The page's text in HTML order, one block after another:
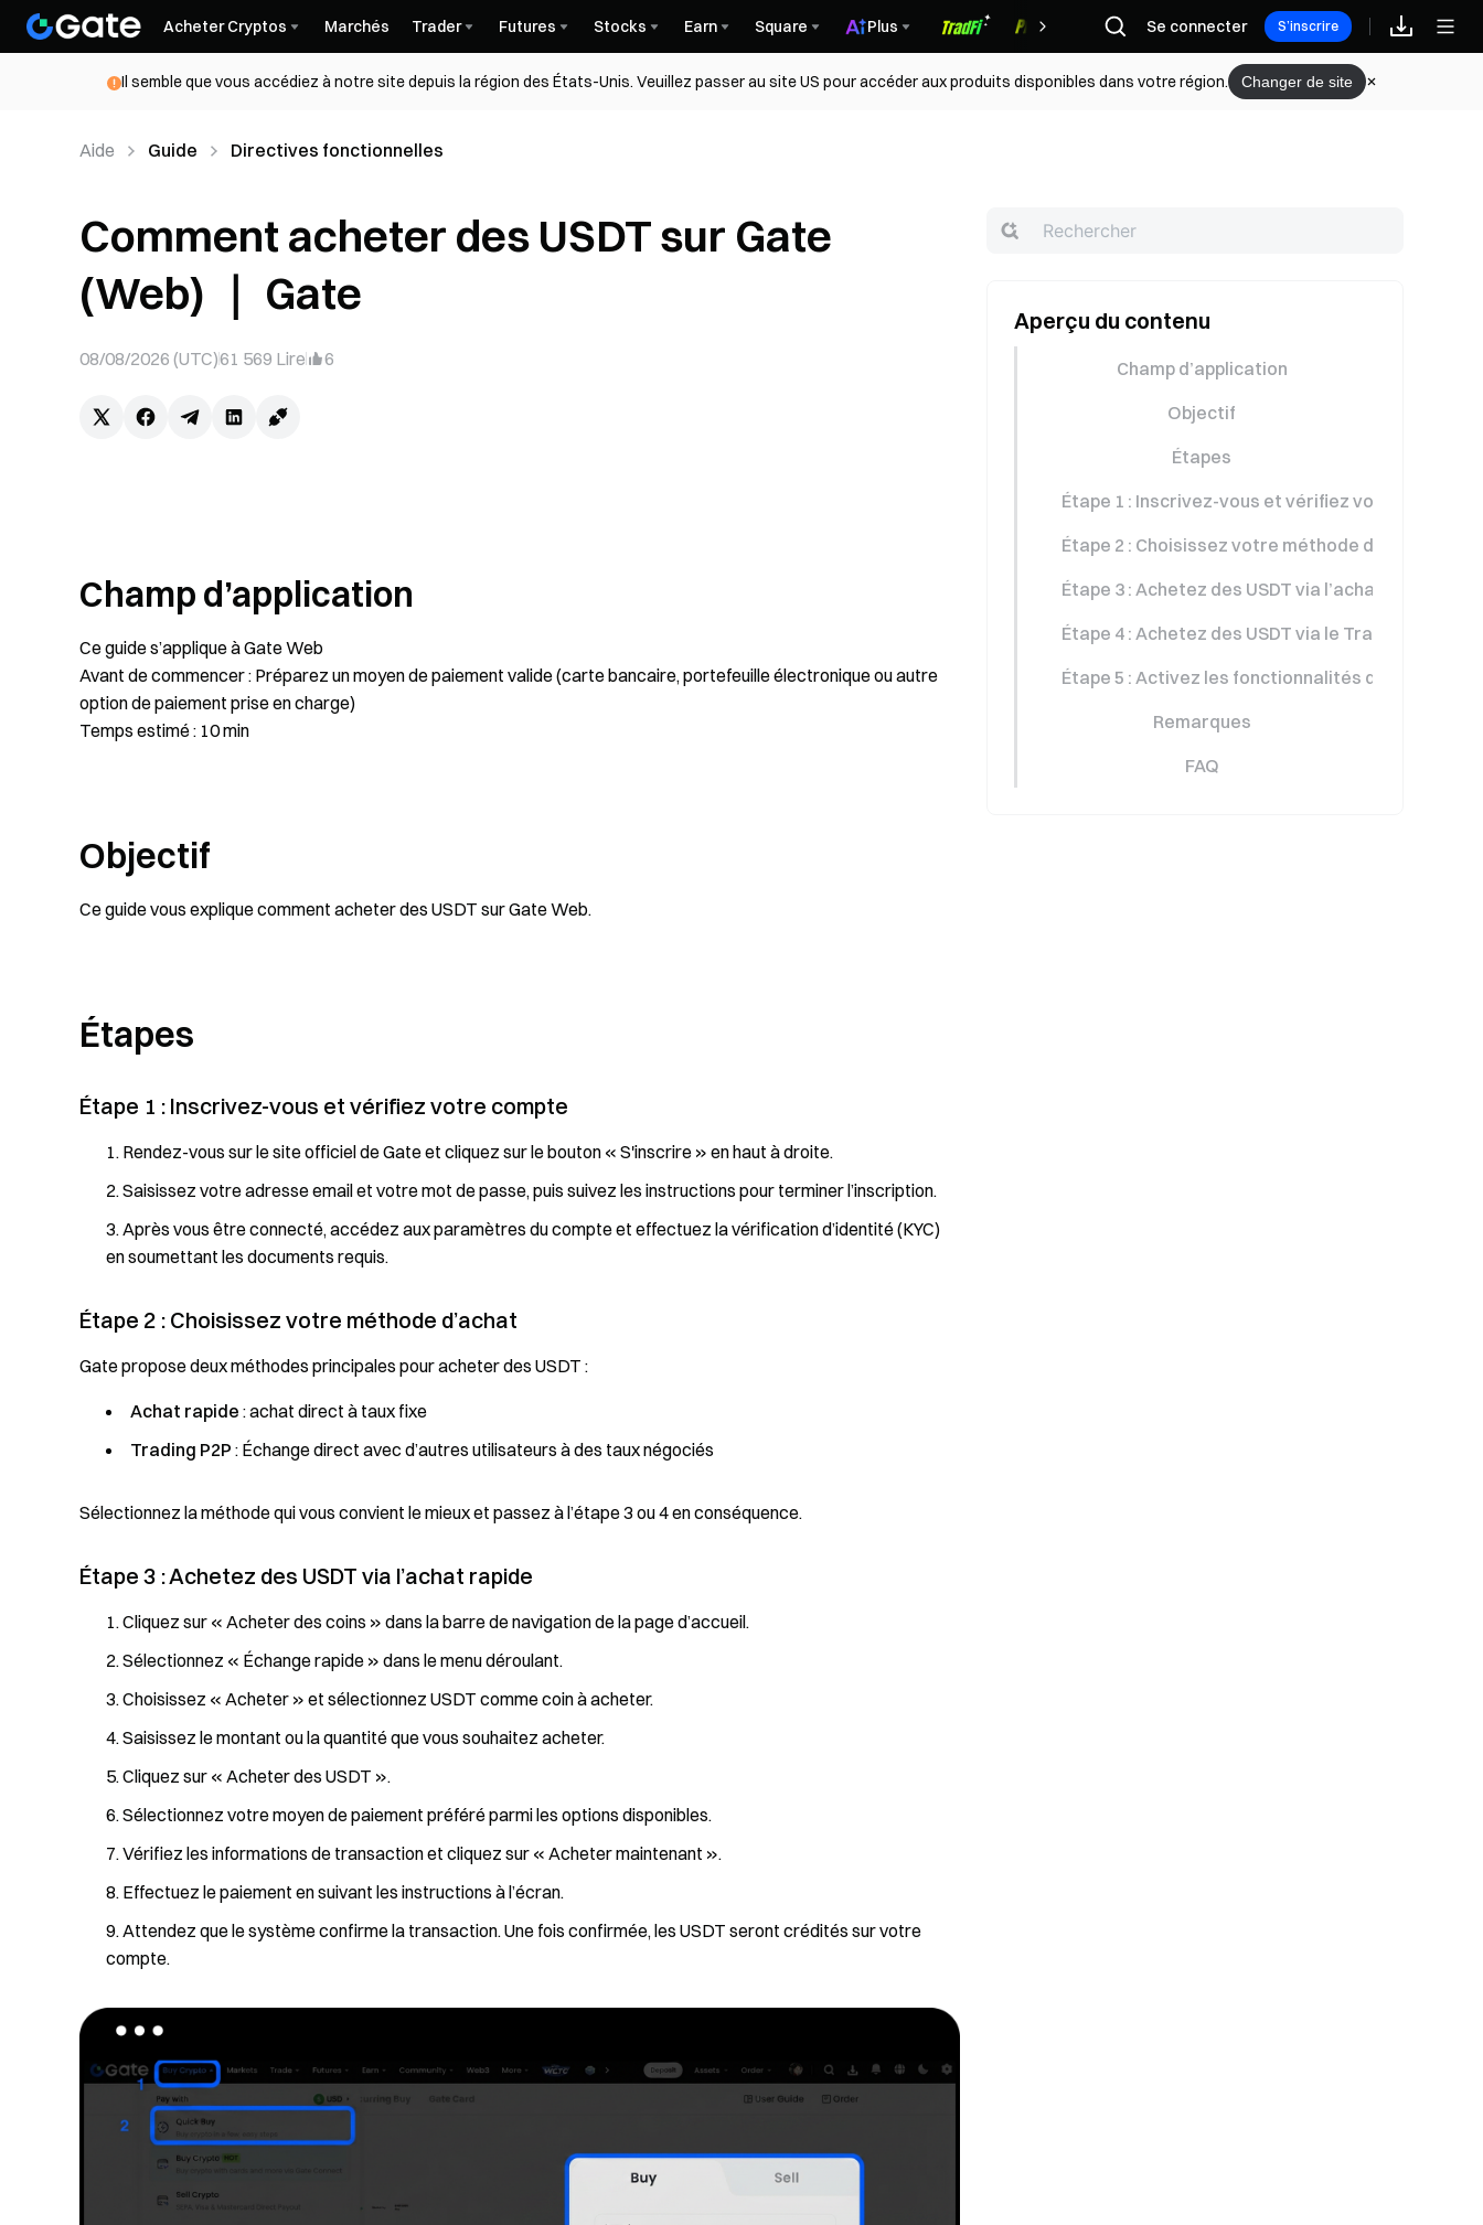
Acheter Cryptos Marchés Trader Futures Stocks Earn Square Plus Récompenses
Se connecter S’inscrire
Il semble que vous accédiez à notre site depuis la région des États-Unis. Veuillez passer au site US pour accéder aux produits disponibles dans votre région. Changer de site
Aide Guide Directives fonctionnelles
Comment acheter des USDT sur Gate
(Web) ｜ Gate
08/08/2026 (UTC)61 569 Lire 6
Champ d’application
Ce guide s’applique à Gate Web
Avant de commencer : Préparez un moyen de paiement valide (carte bancaire, portefeuille électronique ou autre
option de paiement prise en charge)
Temps estimé : 10 min
Objectif
Ce guide vous explique comment acheter des USDT sur Gate Web.
Étapes
Étape 1 : Inscrivez-vous et vérifiez votre compte
Rendez-vous sur le site officiel de Gate et cliquez sur le bouton « S'inscrire » en haut à droite.
Saisissez votre adresse email et votre mot de passe, puis suivez les instructions pour terminer l’inscription.
Après vous être connecté, accédez aux paramètres du compte et effectuez la vérification d’identité (KYC)
en soumettant les documents requis.
Étape 2 : Choisissez votre méthode d’achat
Gate propose deux méthodes principales pour acheter des USDT :
Achat rapide : achat direct à taux fixe
Trading P2P : Échange direct avec d’autres utilisateurs à des taux négociés
Sélectionnez la méthode qui vous convient le mieux et passez à l’étape 3 ou 4 en conséquence.
Étape 3 : Achetez des USDT via l’achat rapide
Cliquez sur « Acheter des coins » dans la barre de navigation de la page d’accueil.
Sélectionnez « Échange rapide » dans le menu déroulant.
Choisissez « Acheter » et sélectionnez USDT comme coin à acheter.
Saisissez le montant ou la quantité que vous souhaitez acheter.
Cliquez sur « Acheter des USDT ».
Sélectionnez votre moyen de paiement préféré parmi les options disponibles.
Vérifiez les informations de transaction et cliquez sur « Acheter maintenant ».
Effectuez le paiement en suivant les instructions à l’écran.
Attendez que le système confirme la transaction. Une fois confirmée, les USDT seront crédités sur votre
compte.
Aperçu du contenu
Champ d’application
Objectif
Étapes
Étape 1 : Inscrivez-vous et vérifiez votre compte
Étape 2 : Choisissez votre méthode d’achat
Étape 3 : Achetez des USDT via l’achat rapide
Étape 4 : Achetez des USDT via le Trading P2P
Étape 5 : Activez les fonctionnalités de sécurité
Remarques
FAQ